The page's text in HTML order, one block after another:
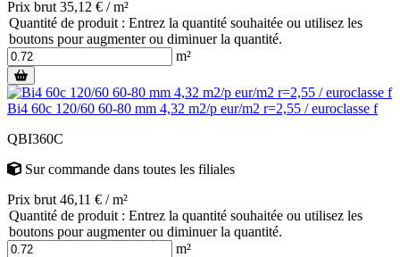
Prix brut 35,12 € / m²
Quantité de produit : Entrez la quantité souhaitée ou utilisez les
boutons pour augmenter ou diminuer la quantité.
m²
Bi4 60c 120/60 60-80 mm 4,32 m2/p eur/m2 r=2,55 / euroclasse f
QBI360C
Sur commande dans toutes les filiales
Prix brut 46,11 € / m²
Quantité de produit : Entrez la quantité souhaitée ou utilisez les
boutons pour augmenter ou diminuer la quantité.
m²